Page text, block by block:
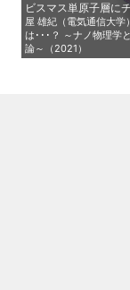
ビスマス単原子層に
屋 雄紀（電気通信大学
は･･･？ ～ナノ物理学
論～（2021）